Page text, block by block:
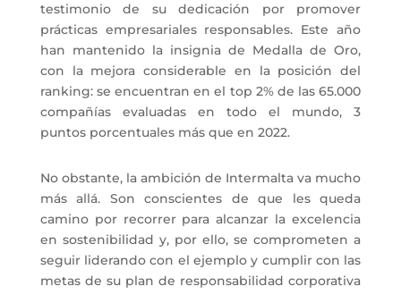
testimonio de su dedicación por promover
prácticas empresariales responsables. Este año
han mantenido la insignia de Medalla de Oro,
con la mejora considerable en la posición del
ranking: se encuentran en el top 2% de las 65.000
compañías evaluadas en todo el mundo, 3
puntos porcentuales más que en 2022.
No obstante, la ambición de Intermalta va mucho
más allá. Son conscientes de que les queda
camino por recorrer para alcanzar la excelencia
en sostenibilidad y, por ello, se comprometen a
seguir liderando con el ejemplo y cumplir con las
metas de su plan de responsabilidad corporativa